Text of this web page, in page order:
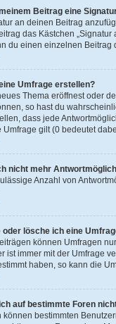
Beitrag eine
an deinen Beitrag
das Kästchen
du einen einzelnen Beitrag
Umfrage erstellen?
Thema eröffnest oder
so hast du
dass jede
Umfrage gilt (0 bedeutet
nicht mehr
Anzahl von
oder lösche ich eine
können Umfragen
ist immer mit der Umfrage
haben, so kann die
auf bestimmte Foren
können bestimmten